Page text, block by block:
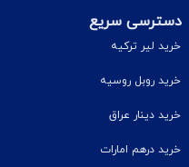
دسترسی سریع
خرید لیر ترکیه
خرید روبل روسیه
خرید دینار عراق
خرید درهم امارات